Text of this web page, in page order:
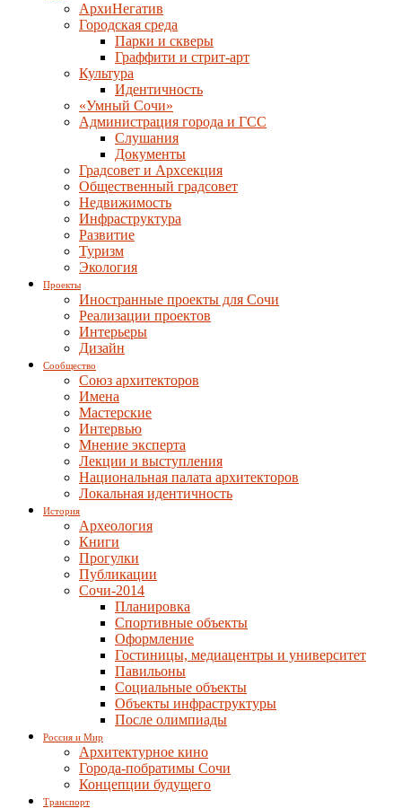
АрхиНегатив
Городская среда
Парки и скверы
Граффити и стрит-арт
Культура
Идентичность
«Умный Сочи»
Администрация города и ГСС
Слушания
Документы
Градсовет и Архсекция
Общественный градсовет
Недвижимость
Инфраструктура
Развитие
Туризм
Экология
Проекты
Иностранные проекты для Сочи
Реализации проектов
Интерьеры
Дизайн
Сообщество
Союз архитекторов
Имена
Мастерские
Интервью
Мнение эксперта
Лекции и выступления
Национальная палата архитекторов
Локальная идентичность
История
Археология
Книги
Прогулки
Публикации
Сочи-2014
Планировка
Спортивные объекты
Оформление
Гостиницы, медиацентры и университет
Павильоны
Социальные объекты
Объекты инфраструктуры
После олимпиады
Россия и Мир
Архитектурное кино
Города-побратимы Сочи
Концепции будущего
Транспорт